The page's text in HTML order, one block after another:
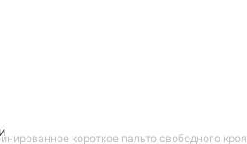
короткое пальто свободного кроя